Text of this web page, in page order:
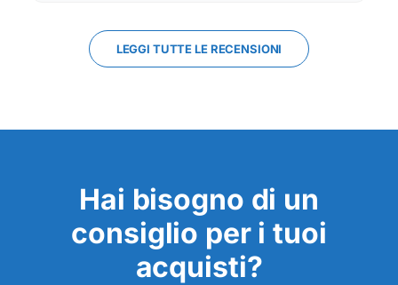
LEGGI TUTTE LE RECENSIONI
Hai bisogno di un
consiglio per i tuoi
acquisti?